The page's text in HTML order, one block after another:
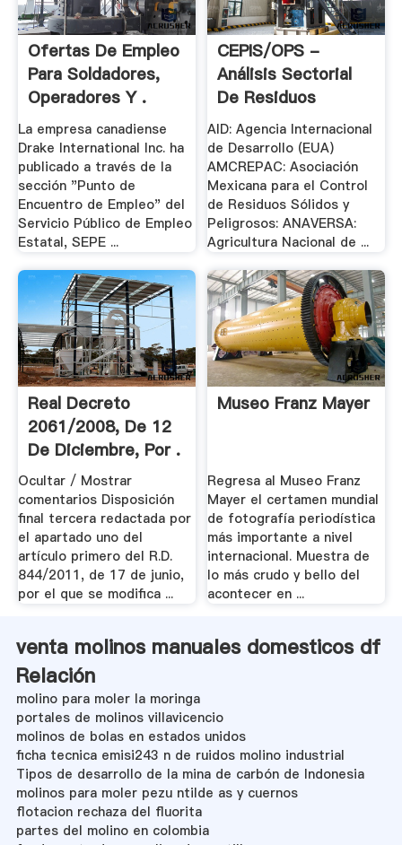
Ofertas De Empleo
Para Soldadores,
Operadores Y .
La empresa canadiense
Drake International Inc. ha
publicado a través de la
sección "Punto de
Encuentro de Empleo" del
Servicio Público de Empleo
Estatal, SEPE ...
CEPIS/OPS -
Análisis Sectorial
De Residuos
Sólidos .
AID: Agencia Internacional
de Desarrollo (EUA)
AMCREPAC: Asociación
Mexicana para el Control
de Residuos Sólidos y
Peligrosos: ANAVERSA:
Agricultura Nacional de ...
Real Decreto
2061/2008, De 12
De Diciembre, Por .
Ocultar / Mostrar
comentarios Disposición
final tercera redactada por
el apartado uno del
artículo primero del R.D.
844/2011, de 17 de junio,
por el que se modifica ...
Museo Franz Mayer
Regresa al Museo Franz
Mayer el certamen mundial
de fotografía periodística
más importante a nivel
internacional. Muestra de
lo más crudo y bello del
acontecer en ...
venta molinos manuales domesticos df
Relación
molino para moler la moringa
portales de molinos villavicencio
molinos de bolas en estados unidos
ficha tecnica emisi243 n de ruidos molino industrial
Tipos de desarrollo de la mina de carbón de Indonesia
molinos para moler pezu ntilde as y cuernos
flotacion rechaza del fluorita
partes del molino en colombia